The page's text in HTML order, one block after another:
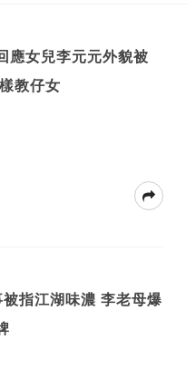
應女兒李元元外貌被
教仔女
指江湖味濃 李老母爆